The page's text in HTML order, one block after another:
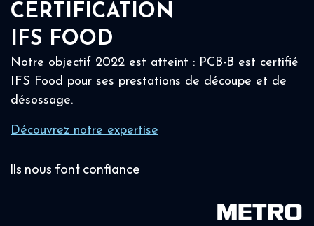
CERTIFICATION
IFS FOOD
Notre objectif 2022 est atteint : PCB-B est certifié
IFS Food pour ses prestations de découpe et de
désossage.
Découvrez notre expertise
Ils nous font confiance